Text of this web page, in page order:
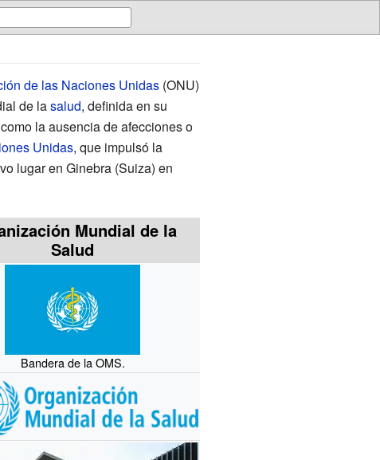
de las Naciones Unidas(ONU)
de lasalud, definida en su
la ausencia de afecciones o
Unidas, que impulsó la
lugar en Ginebra (Suiza) en
Mundial de la
Salud
Bandera de la OMS.